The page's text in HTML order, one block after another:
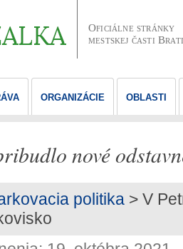
Oficiálne stránky
mestskej časti
ORGANIZÁCIE OBLASTI
nové
politika > V